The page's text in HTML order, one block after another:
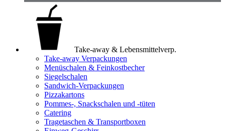
Take-away & Lebensmittelverp.
Take-away Verpackungen
Menüschalen & Feinkostbecher
Siegelschalen
Sandwich-Verpackungen
Pizzakartons
Pommes-, Snackschalen und -tüten
Catering
Tragetaschen & Transportboxen